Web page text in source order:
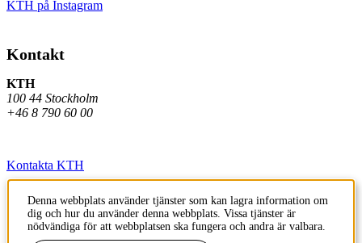
KTH på Instagram
Kontakt
KTH
100 44 Stockholm
+46 8 790 60 00
Kontakta KTH
Jobba på KTH
Press och media
Denna webbplats använder tjänster som kan lagra information om
dig och hur du använder denna webbplats. Vissa tjänster är
nödvändiga för att webbplatsen ska fungera och andra är valbara.